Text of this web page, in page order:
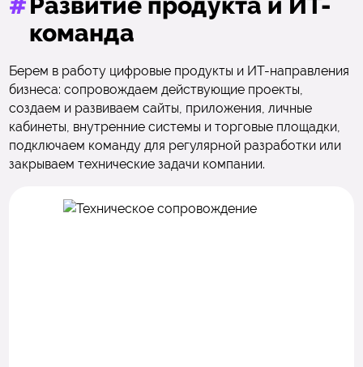
команда
Берем в работу цифровые продукты и ИТ-направления
бизнеса: сопровождаем действующие проекты,
создаем и развиваем сайты, приложения, личные
кабинеты, внутренние системы и торговые площадки,
подключаем команду для регулярной разработки или
закрываем технические задачи компании.